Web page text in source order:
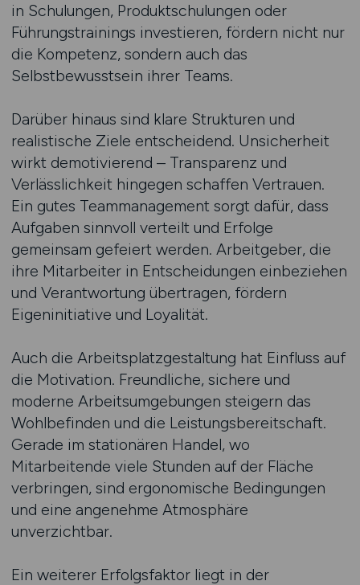
in Schulungen, Produktschulungen oder
Führungstrainings investieren, fördern nicht nur
die Kompetenz, sondern auch das
Selbstbewusstsein ihrer Teams.
Darüber hinaus sind klare Strukturen und
realistische Ziele entscheidend. Unsicherheit
wirkt demotivierend – Transparenz und
Verlässlichkeit hingegen schaffen Vertrauen.
Ein gutes Teammanagement sorgt dafür, dass
Aufgaben sinnvoll verteilt und Erfolge
gemeinsam gefeiert werden. Arbeitgeber, die
ihre Mitarbeiter in Entscheidungen einbeziehen
und Verantwortung übertragen, fördern
Eigeninitiative und Loyalität.
Auch die Arbeitsplatzgestaltung hat Einfluss auf
die Motivation. Freundliche, sichere und
moderne Arbeitsumgebungen steigern das
Wohlbefinden und die Leistungsbereitschaft.
Gerade im stationären Handel, wo
Mitarbeitende viele Stunden auf der Fläche
verbringen, sind ergonomische Bedingungen
und eine angenehme Atmosphäre
unverzichtbar.
Ein weiterer Erfolgsfaktor liegt in der